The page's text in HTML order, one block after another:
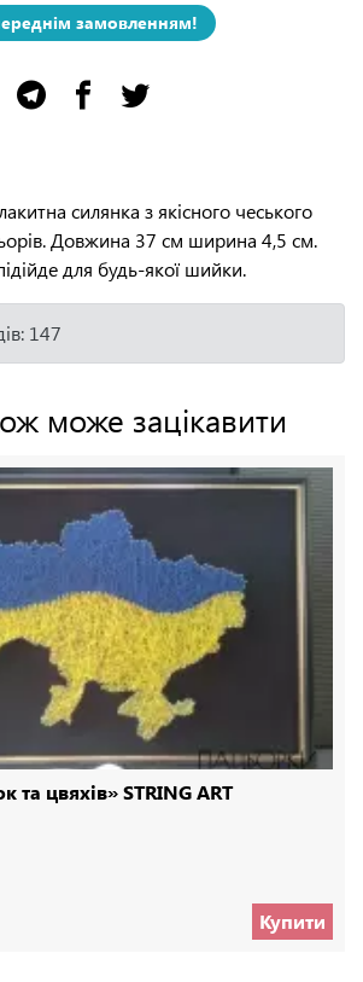
замовленням!
силянка з якісного чеського
Довжина 37 см ширина 4,5 см.
для будь-якої шийки.
147
може зацікавити
та цвяхів» STRING ART
Купити